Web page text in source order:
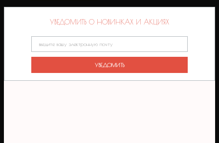
УВЕДОМИТЬ О НОВИНКАХ И АКЦИЯХ